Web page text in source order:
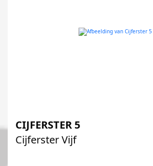
CIJFERSTER 5
Cijferster Vijf